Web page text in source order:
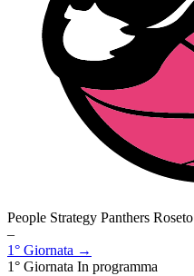
People Strategy Panthers Roseto
–
1° Giornata →
1° Giornata In programma